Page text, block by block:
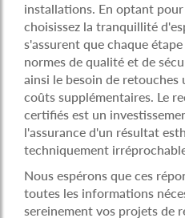
installations. En optant pour
choisissez la tranquillité
s'assurent que chaque
normes de qualité et de
ainsi le besoin de
coûts supplémentaires. Le
certifiés est un
l'assurance d'un résultat
techniquement
Nous espérons que ces
toutes les informations
sereinement vos projets de